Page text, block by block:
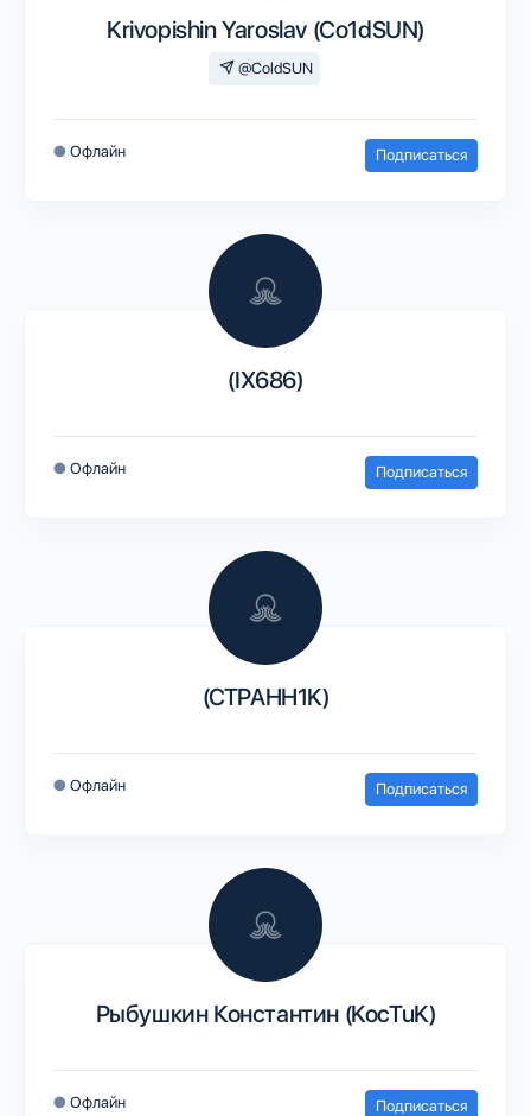
Krivopishin Yaroslav (Co1dSUN)
@ColdSUN
● Офлайн Подписаться
(IX686)
● Офлайн Подписаться
(CTPAHH1K)
● Офлайн Подписаться
Рыбушкин Константин (KocTuK)
● Офлайн Подписаться